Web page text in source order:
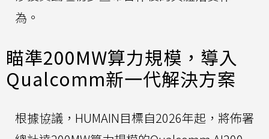
為。
瞄準200MW算力規模，導入
Qualcomm新一代解決方案
根據協議，HUMAIN目標自2026年起，將佈署